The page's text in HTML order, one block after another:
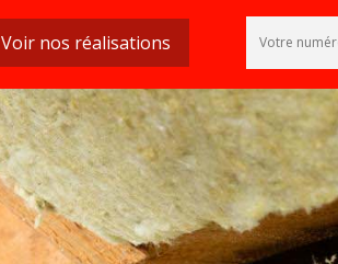
Voir nos réalisations